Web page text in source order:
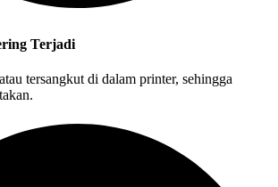
Terjadi
tersangkut di dalam printer, sehingga